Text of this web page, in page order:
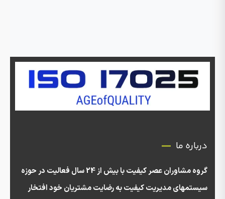
درباره ما
گروه مشاوران عصر کیفیت با بیش از 24 سال فعالیت در حوزه
سیستمهای مدیریت کیفیت به رضایت مشتریان خود افتخار